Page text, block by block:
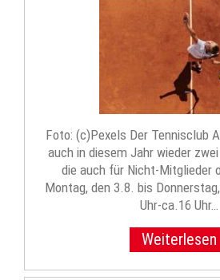
Foto: (c)Pexels Der Tennisclub
auch in diesem Jahr wieder
die auch für Nicht-Mitglieder
Montag, den 3.8. bis
Uhr-ca.16 Uhr…
Weiterlesen